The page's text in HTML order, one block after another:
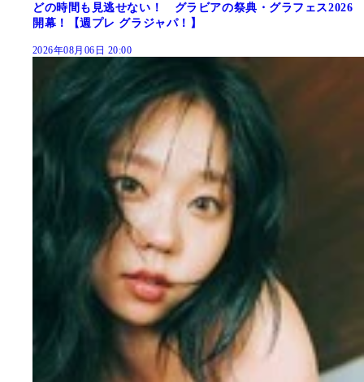
どの時間も見逃せない！ グラビアの祭典・グラフェス2026
開幕！【週プレ グラジャパ！】
2026年08月06日 20:00